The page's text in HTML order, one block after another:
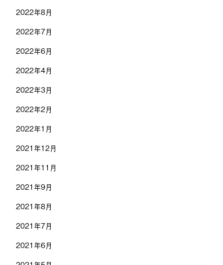
2022年8月
2022年7月
2022年6月
2022年4月
2022年3月
2022年2月
2022年1月
2021年12月
2021年11月
2021年9月
2021年8月
2021年7月
2021年6月